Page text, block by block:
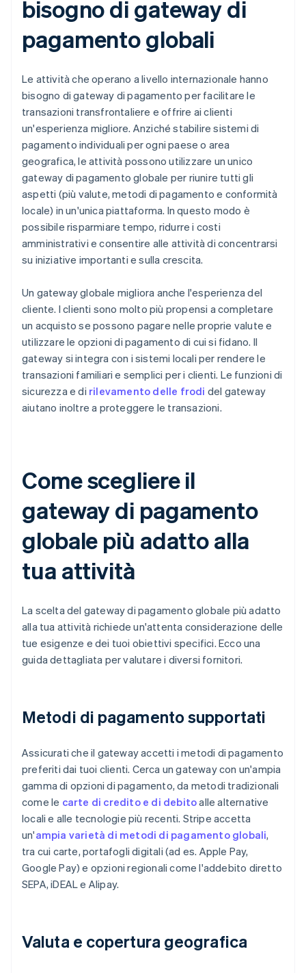
bisogno di gateway di
pagamento globali
Le attività che operano a livello internazionale hanno
bisogno di gateway di pagamento per facilitare le
transazioni transfrontaliere e offrire ai clienti
un'esperienza migliore. Anziché stabilire sistemi di
pagamento individuali per ogni paese o area
geografica, le attività possono utilizzare un unico
gateway di pagamento globale per riunire tutti gli
aspetti (più valute, metodi di pagamento e conformità
locale) in un'unica piattaforma. In questo modo è
possibile risparmiare tempo, ridurre i costi
amministrativi e consentire alle attività di concentrarsi
su iniziative importanti e sulla crescita.
Un gateway globale migliora anche l'esperienza del
cliente. I clienti sono molto più propensi a completare
un acquisto se possono pagare nelle proprie valute e
utilizzare le opzioni di pagamento di cui si fidano. Il
gateway si integra con i sistemi locali per rendere le
transazioni familiari e semplici per i clienti. Le funzioni di
sicurezza e di rilevamento delle frodi del gateway
aiutano inoltre a proteggere le transazioni.
Come scegliere il
gateway di pagamento
globale più adatto alla
tua attività
La scelta del gateway di pagamento globale più adatto
alla tua attività richiede un'attenta considerazione delle
tue esigenze e dei tuoi obiettivi specifici. Ecco una
guida dettagliata per valutare i diversi fornitori.
Metodi di pagamento supportati
Assicurati che il gateway accetti i metodi di pagamento
preferiti dai tuoi clienti. Cerca un gateway con un'ampia
gamma di opzioni di pagamento, da metodi tradizionali
come le carte di credito e di debitoalle alternative
locali e alle tecnologie più recenti. Stripe accetta
un'ampia varietà di metodi di pagamento globali,
tra cui carte, portafogli digitali (ad es. Apple Pay,
Google Pay) e opzioni regionali come l'addebito diretto
SEPA, iDEAL e Alipay.
Valuta e copertura geografica